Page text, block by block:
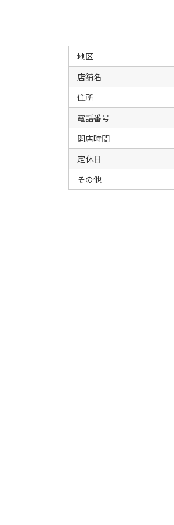
地区
店舗名
住所
電話番号
開店時間
定休日
その他